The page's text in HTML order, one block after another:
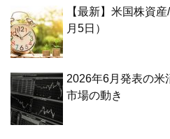
【最新】米国株資
月5日）
2026年6月発表の米
市場の動き